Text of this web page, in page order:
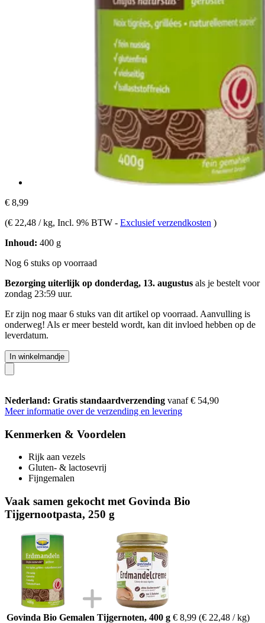
€ 8,99
(€ 22,48 / kg, Incl. 9% BTW - Exclusief verzendkosten )
Inhoud: 400 g
Nog 6 stuks op voorraad
Bezorging uiterlijk op donderdag, 13. augustus als je bestelt voor
zondag 23:59 uur.
Er zijn nog maar 6 stuks van dit artikel op voorraad. Aanvulling is
onderweg! Als er meer besteld wordt, kan dit invloed hebben op de
leverdatum.
In winkelmandje
Nederland: Gratis standaardverzending vanaf € 54,90
Meer informatie over de verzending en levering
Kenmerken & Voordelen
Rijk aan vezels
Gluten- & lactosevrij
Fijngemalen
Vaak samen gekocht met Govinda Bio
Tijgernootpasta, 250 g
Govinda Bio Gemalen Tijgernoten, 400 g € 8,99 (€ 22,48 / kg)